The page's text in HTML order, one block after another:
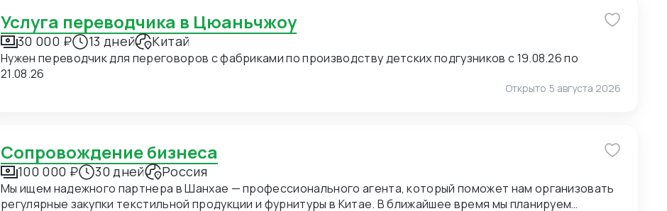
Услуга переводчика в Цюаньчжоу
30 000 ₽ 13 дней Китай
Нужен переводчик для переговоров с фабриками по производству детских подгузников с 19.08.26 по
21.08.26
Открыто 5 августа 2026
Сопровождение бизнеса
100 000 ₽ 30 дней Россия
Мы ищем надежного партнера в Шанхае — профессионального агента, который поможет нам организовать
регулярные закупки текстильной продукции и фурнитуры в Китае. В ближайшее время мы планируем